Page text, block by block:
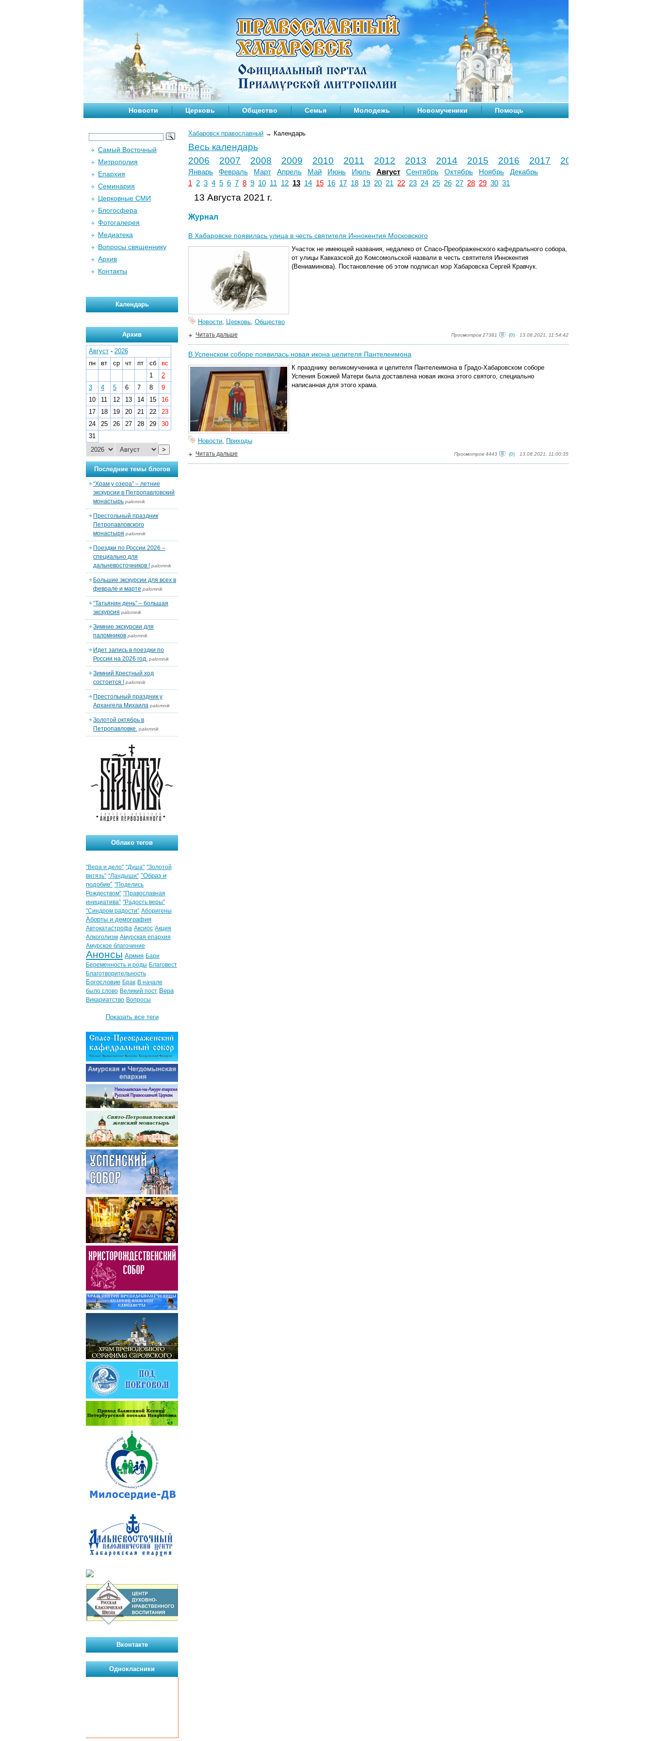
Новости Церковь Общество Семья Молодежь Новомученики Помощь
Хабаровск православный → Календарь
Весь календарь
2006
2007 2008 2009 2010 2011 2012 2013 2014 2015 2016 2017 2018
Январь Февраль Март Апрель Май Июнь Июль Август Сентябрь Октябрь Ноябрь
Декабрь
1
2 3 4 5 6 7 8 9 10 11 12 13 14 15 16 17 18 19 20 21 22 23 24 25 26 27 28 29 30 31
13 Августа 2021 г.
Журнал
В Хабаровске появилась улица в честь святителя Иннокентия Московского
Участок не имеющей названия, недалеко от Спасо-Преображенского кафедрального собора,
от улицы Кавказской до Комсомольской назвали в честь святителя Иннокентия
(Вениаминова). Постановление об этом подписал мэр Хабаровска Сергей Кравчук.
Новости, Церковь, Общество
Просмотров 27381 (0) 13.08.2021, 11:54:42
Читать дальше
В Успенском соборе появилась новая икона целителя Пантелеимона
К празднику великомученика и целителя Пантелеимона в Градо-Хабаровском соборе
Успения Божией Матери была доставлена новая икона этого святого, специально
написанная для этого храма.
Новости, Приходы
Просмотров 4443 (0) 13.08.2021, 11:00:35
Читать дальше
Самый Восточный
Митрополия
Епархия
Семинария
Церковные СМИ
Блогосфера
Фотогалерея
Медиатека
Вопросы священнику
Архив
Контакты
Календарь
Архив
Август - 2026
пн
вт ср чт пт сб
вс
1
2
3
4 5 6 7 8
9
10
11 12 13 14 15
16
17
18 19 20 21 22
23
24
25 26 27 28 29
30
31
>
Последние темы блогов
“Храм у озера” – летние
экскурсии в Петропавловский
монастырь palomnik
Престольный праздник
Петропавловского
монастыря palomnik
Поездки по России 2026 –
специально для
дальневосточников ! palomnik
Большие экскурсии для всех в
феврале и марте palomnik
“Татьянин день” – большая
экскурсия palomnik
Зимние экскурсии для
паломников palomnik
Идет запись в поездки по
России на 2026 год. palomnik
Зимний Крестный ход
состоится ! palomnik
Престольный праздник у
Архангела Михаила palomnik
Золотой октябрь в
Петропавловке. palomnik
Облако тегов
"Вера и дело" "Душа" "Золотой
витязь" "Ландыши" "Образ и
подобие" "Поделись
Рождеством" "Православная
инициатива" "Радость веры"
"Синдром радости" Аборигены
Аборты и демография
Автокатастрофа Аксиос Акция
Алкоголизм Амурская епархия
Амурское благочиние
Анонсы Армия Бари
Беременность и роды Благовест
Благотворительность
Богословие Брак В начале
было слово Великий пост Вера
Викариатство Вопросы
Показать все теги
Вконтакте
Однокласники